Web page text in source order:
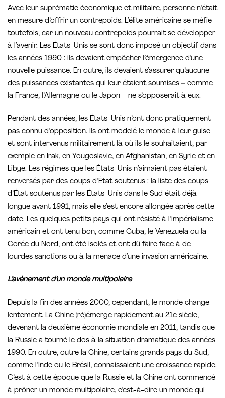
Avec leur suprématie économique et militaire, personne n’était
en mesure d’offrir un contrepoids. L’élite américaine se méfie
toutefois, car un nouveau contrepoids pourrait se développer
à l’avenir. Les États-Unis se sont donc imposé un objectif dans
les années 1990 : ils devaient empêcher l’émergence d’une
nouvelle puissance. En outre, ils devaient s’assurer qu’aucune
des puissances existantes qui leur étaient soumises – comme
la France, l’Allemagne ou le Japon – ne s’opposerait à eux.
Pendant des années, les États-Unis n’ont donc pratiquement
pas connu d’opposition. Ils ont modelé le monde à leur guise
et sont intervenus militairement là où ils le souhaitaient, par
exemple en Irak, en Yougoslavie, en Afghanistan, en Syrie et en
Libye. Les régimes que les États-Unis n’aimaient pas étaient
renversés par des coups d’État soutenus : la liste des coups
d’État soutenus par les États-Unis dans le Sud était déjà
longue avant 1991, mais elle s’est encore allongée après cette
date. Les quelques petits pays qui ont résisté à l’impérialisme
américain et ont tenu bon, comme Cuba, le Venezuela ou la
Corée du Nord, ont été isolés et ont dû faire face à de
lourdes sanctions ou à la menace d’une invasion américaine.
L’avènement d’un monde multipolaire
Depuis la fin des années 2000, cependant, le monde change
lentement. La Chine (ré)émerge rapidement au 21e siècle,
devenant la deuxième économie mondiale en 2011, tandis que
la Russie a tourné le dos à la situation dramatique des années
1990. En outre, outre la Chine, certains grands pays du Sud,
comme l’Inde ou le Brésil, connaissaient une croissance rapide.
C’est à cette époque que la Russie et la Chine ont commencé
à prôner un monde multipolaire, c’est-à-dire un monde qui